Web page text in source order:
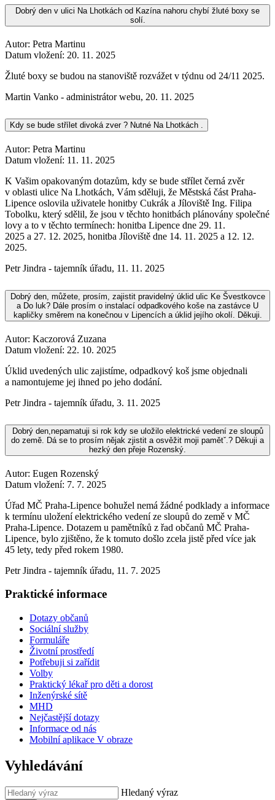
Dobrý den v ulici Na Lhotkách od Kazína nahoru chybí žluté boxy se
solí.
Autor: Petra Martinu
Datum vložení: 20. 11. 2025
Žluté boxy se budou na stanoviště rozvážet v týdnu od 24/11 2025.
Martin Vanko - administrátor webu, 20. 11. 2025
Kdy se bude střílet divoká zver ? Nutné Na Lhotkách .
Autor: Petra Martinu
Datum vložení: 11. 11. 2025
K Vašim opakovaným dotazům, kdy se bude střílet černá zvěr
v oblasti ulice Na Lhotkách, Vám sděluji, že Městská část Praha-
Lipence oslovila uživatele honitby Cukrák a Jíloviště Ing. Filipa
Tobolku, který sdělil, že jsou v těchto honitbách plánovány společné
lovy a to v těchto termínech: honitba Lipence dne 29. 11.
2025 a 27. 12. 2025, honitba Jíloviště dne 14. 11. 2025 a 12. 12.
2025.
Petr Jindra - tajemník úřadu, 11. 11. 2025
Dobrý den, můžete, prosím, zajistit pravidelný úklid ulic Ke Švestkovce
a Do luk? Dále prosím o instalací odpadkového koše na zastávce U
kapličky směrem na konečnou v Lipencích a úklid jejího okolí. Děkuji.
Autor: Kaczorová Zuzana
Datum vložení: 22. 10. 2025
Úklid uvedených ulic zajistíme, odpadkový koš jsme objednali
a namontujeme jej ihned po jeho dodání.
Petr Jindra - tajemník úřadu, 3. 11. 2025
Dobrý den,nepamatuji si rok kdy se uložilo elektrické vedení ze sloupů
do země. Dá se to prosím nějak zjistit a osvěžit moji pamětˇ.? Děkuji a
hezký den přeje Rozenský.
Autor: Eugen Rozenský
Datum vložení: 7. 7. 2025
Úřad MČ Praha-Lipence bohužel nemá žádné podklady a informace
k termínu uložení elektrického vedení ze sloupů do země v MČ
Praha-Lipence. Dotazem u pamětníků z řad občanů MČ Praha-
Lipence, bylo zjištěno, že k tomuto došlo zcela jistě před více jak
45 lety, tedy před rokem 1980.
Petr Jindra - tajemník úřadu, 11. 7. 2025
Praktické informace
Dotazy občanů
Sociální služby
Formuláře
Životní prostředí
Potřebuji si zařídit
Volby
Praktický lékař pro děti a dorost
Inženýrské sítě
MHD
Nejčastější dotazy
Informace od nás
Mobilní aplikace V obraze
Vyhledávání
Hledaný výraz